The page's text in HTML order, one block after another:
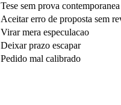
Tese sem prova contemporanea
Aceitar erro de proposta sem
Virar mera especulacao
Deixar prazo escapar
Pedido mal calibrado